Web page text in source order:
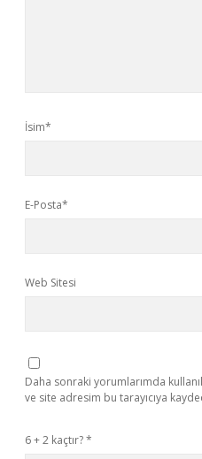
İsim*
E-Posta*
Web Sitesi
Daha sonraki yorumlarımda
ve site adresim bu tarayıcıya
6 + 2 kaçtır?*